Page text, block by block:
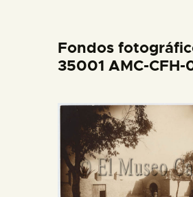
DIDÁCTICA
PREPARAR LA
ACTIVIDADES
Fondos
35001 AMC-